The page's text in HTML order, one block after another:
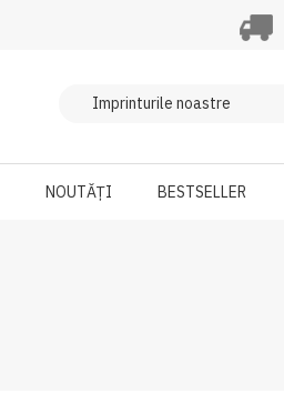
NOUTĂȚI BESTSELLER